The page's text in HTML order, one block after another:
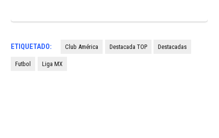
ETIQUETADO: Club América Destacada TOP Destacadas
Futbol Liga MX